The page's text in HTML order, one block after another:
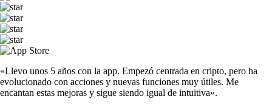
«Llevo unos 5 años con la app. Empezó centrada en cripto, pero ha
evolucionado con acciones y nuevas funciones muy útiles. Me
encantan estas mejoras y sigue siendo igual de intuitiva».